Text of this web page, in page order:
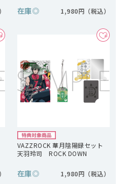
在庫◎ 1,980円
VAZZROCK 華月陰陽録セット
天羽玲司 ROCK DOWN
在庫◎ 1,980円